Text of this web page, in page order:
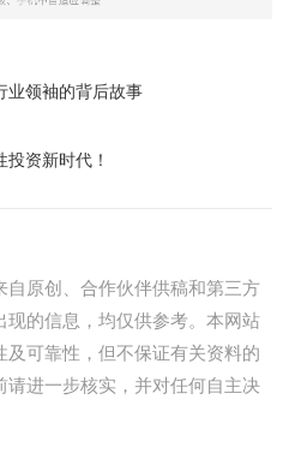
业领袖的背后故事
资新时代！
自原创、合作伙伴供稿和第三方
现的信息，均仅供参考。本网站
可靠性，但不保证有关资料的
进一步核实，并对任何自主决